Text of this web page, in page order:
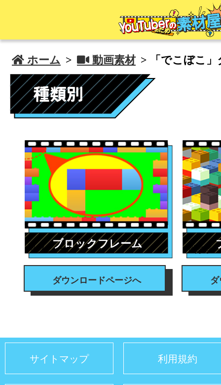
 ホーム >  動画素材 > 「でこぼこ」
#フレームブロックフレーム
ダウンロードページへ
#背景
サイトマップ 利用規約